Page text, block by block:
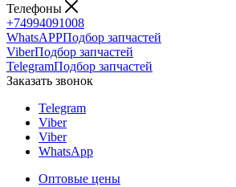
Телефоны
+74994091008
WhatsAPPПодбор запчастей
ViberПодбор запчастей
TelegramПодбор запчастей
Заказать звонок
Telegram
Viber
Viber
WhatsApp
Оптовые цены